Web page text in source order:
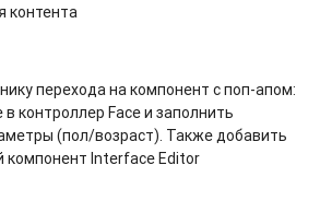
контента
перехода на компонент с поп-апом:
контроллер Face и заполнить
(пол/возраст). Также добавить
компонент Interface Editor